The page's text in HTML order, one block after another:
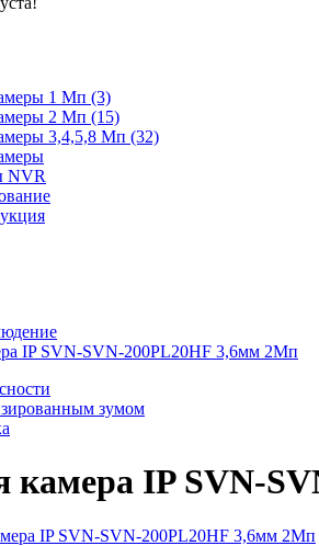
1 Мп (3)
2 Мп (15)
3,4,5,8 Мп (32)
NVR
IP SVN-SVN-200PL20HF 3,6мм 2Мп
камера IP SVN-